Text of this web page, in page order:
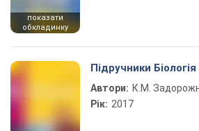
показати
обкладинку
Підручники
Автори: К.М.
Рік: 2017